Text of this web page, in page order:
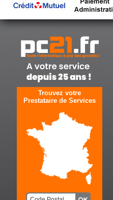
Trouvez votre
Prestataire de Services